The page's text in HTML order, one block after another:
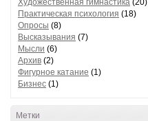
Художественная гимнастика (20)
Практическая психология (18)
Опросы (8)
Высказывания (7)
Мысли (6)
Архив (2)
Фигурное катание (1)
Бизнес (1)
Метки